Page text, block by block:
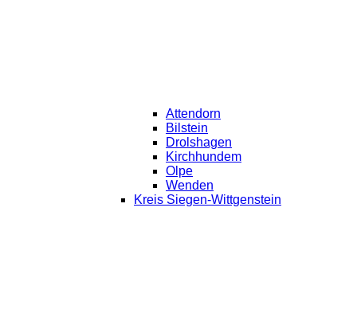
Attendorn
Bilstein
Drolshagen
Kirchhundem
Olpe
Wenden
Kreis Siegen-Wittgenstein